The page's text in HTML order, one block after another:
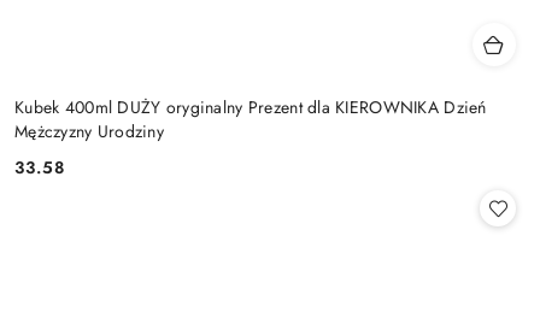
Kubek 400ml DUŻY oryginalny Prezent dla KIEROWNIKA Dzień
Mężczyzny Urodziny
Cena:
33.58